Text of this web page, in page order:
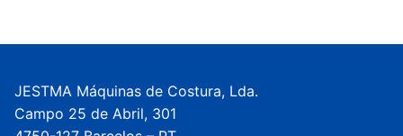
JESTMA Máquinas de Costura, Lda.
Campo 25 de Abril, 301